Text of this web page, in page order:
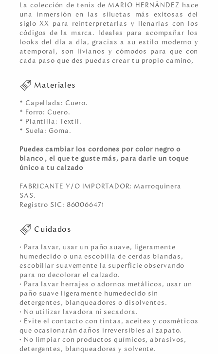
La colección de tenis de MARIO HERNÁNDEZ hace
una inmersión en las siluetas más exitosas del
siglo XX para reinterpretarlas y llenarlas con los
códigos de la marca. Ideales para acompañar los
looks del día a día, gracias a su estilo moderno y
atemporal, son livianos y cómodos para que con
cada paso que des puedas crear tu propio camino,
Materiales
* Capellada: Cuero.
* Forro: Cuero.
* Plantilla: Textil.
* Suela: Goma.
Puedes cambiar los cordones por color negro o
blanco , el que te guste más, para darle un toque
único a tu calzado
FABRICANTE Y/O IMPORTADOR: Marroquinera
SAS.
Registro SIC: 860066471
Cuidados
• Para lavar, usar un paño suave, ligeramente
humedecido o una escobilla de cerdas blandas,
escobillar suavemente la superficie observando
para no decolorar el calzado.
• Para lavar herrajes o adornos metálicos, usar un
paño suave ligeramente humedecido sin
detergentes, blanqueadores o disolventes.
• No utilizar lavadora ni secadora.
• Evite el contacto con tintas, aceites y cosméticos
que ocasionarán daños irreversibles al zapato.
• No limpiar con productos químicos, abrasivos,
detergentes, blanqueadores y solvente.